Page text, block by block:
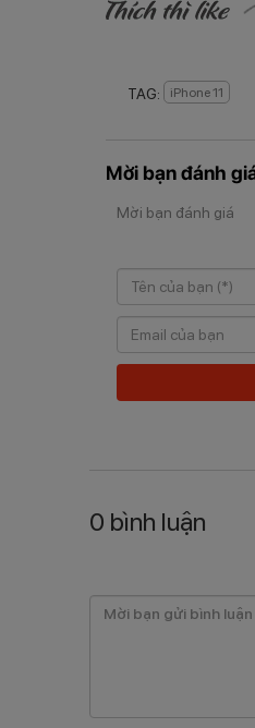
TAG: iPhone 11
Mời bạn đánh
Mời bạn đánh giá
0 bình luận